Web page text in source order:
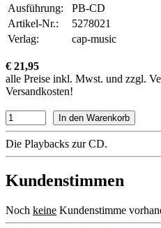
Ausführung:
PB-CD
Artikel-Nr.:
5278021
Verlag:
cap-music
€ 21,95
alle Preise inkl. Mwst. und zzgl.
Versandkosten!
Die Playbacks zur CD.
Kundenstimmen
Noch keine Kundenstimme